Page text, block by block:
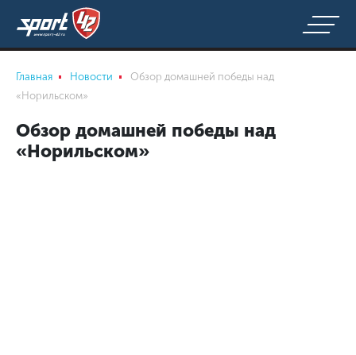
Главная Новости
Обзор домашней победы над
«Норильском»
Обзор домашней победы над
«Норильском»